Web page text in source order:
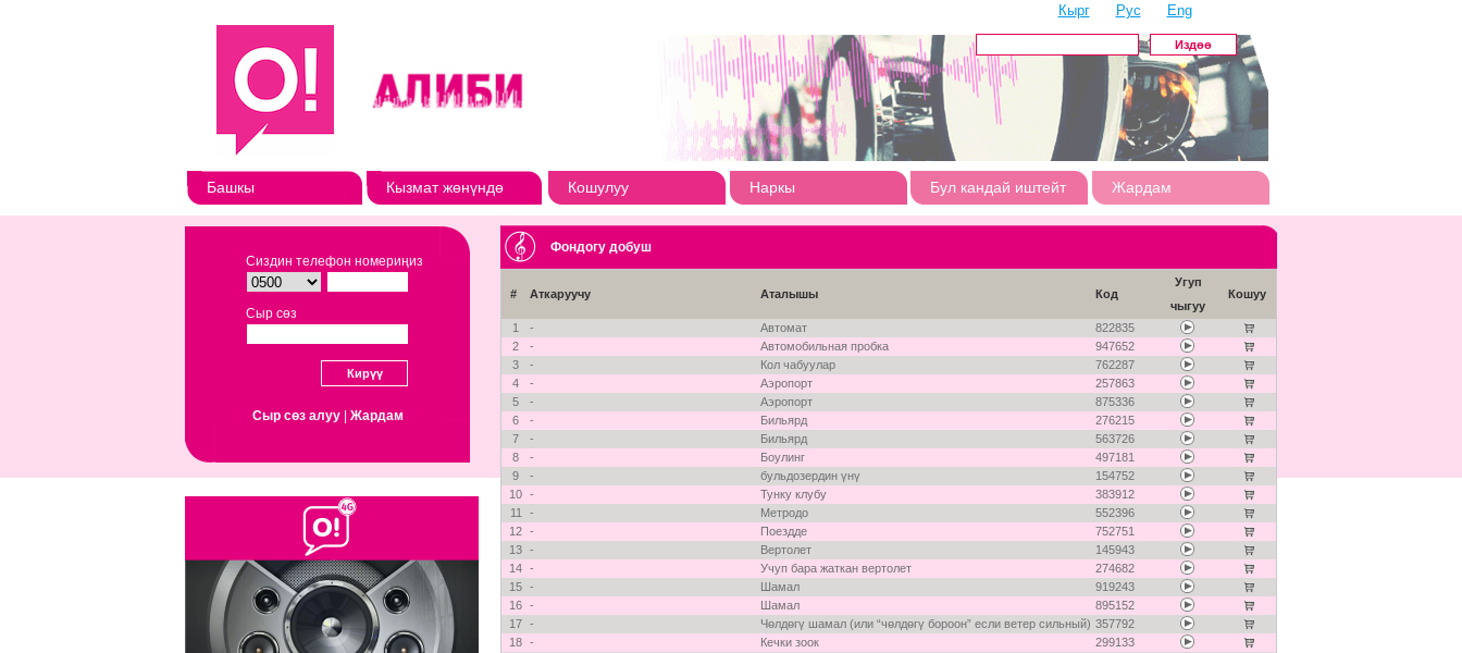
Кырг Рус Eng
Башкы Кызмат жөнүндө Кошулуу Наркы Бул кандай иштейт Жардам
Сиздин телефон номериңиз
Сыр сөз
Сыр сөз алуу| Жардам
Фондогу добуш
# Аткаруучу Аталышы Код
Угуп
чыгуу
Кошуу
1 - Автомат
822835
2
- Автомобильная пробка
947652
3
- Кол чабуулар
762287
4
- Аэропорт
257863
5
- Аэропорт
875336
6
- Бильярд
276215
7
- Бильярд
563726
8
- Боулинг
497181
9
- бульдозердин үнү
154752
10 - Тунку клубу
383912
11
- Метродо
552396
12 - Поездде
752751
13 - Вертолет
145943
14 - Учуп бара жаткан вертолет
274682
15 - Шамал
919243
16 - Шамал
895152
17 - Чөлдөгү шамал (или “чөлдөгү бороон” если ветер сильный) 357792
18 - Кечки зоок
299133